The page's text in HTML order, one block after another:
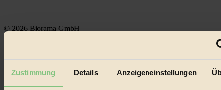
Zustimmung Details Anzeigeneinstellungen
© 2026 Biorama GmbH
Biorama steht für einen nachhaltigen Lebensstil und bewussten
Lebenswandel. Es ist eine moderne Plattform für Ideen, Menschen